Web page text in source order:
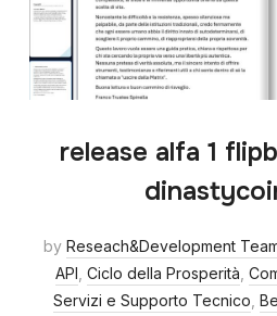
release alfa 1
by Reseach&Development
API Ciclo della Prosperità
Servizi e Supporto Tecnico